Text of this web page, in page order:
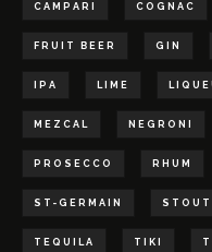
CAMPARI COGNAC
FRUIT BEER GIN
IPA LIME
MEZCAL NEGRONI
PROSECCO RHUM
ST-GERMAIN STOUT
TEQUILA TIKI